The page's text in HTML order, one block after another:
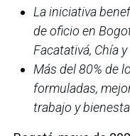
La iniciativa
de oficio en
Facatativá, Chía y
Más del 80% de
formuladas,
trabajo y